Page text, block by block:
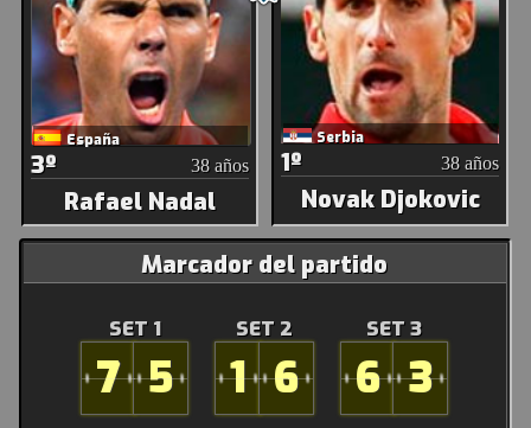
España
3º 38 años
Rafael Nadal
Serbia
1º 38 años
Novak Djokovic
Marcador del partido
SET 1
7 5
SET 2
1 6
SET 3
6 3